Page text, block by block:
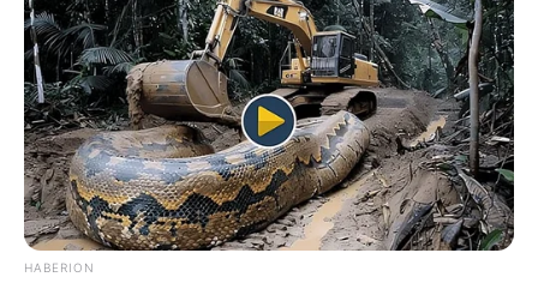
TULIS KOMENTAR
Alamat email Anda tidak akan dipublikasikan. Ruas yang wajib ditandai*
HABERION